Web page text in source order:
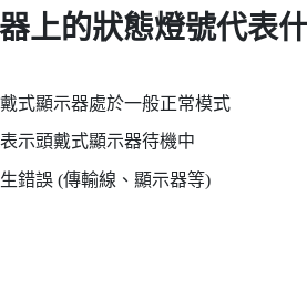
上的狀態燈號代表
式顯示器處於一般正常模式
示頭戴式顯示器待機中
錯誤 (傳輸線、顯示器等)